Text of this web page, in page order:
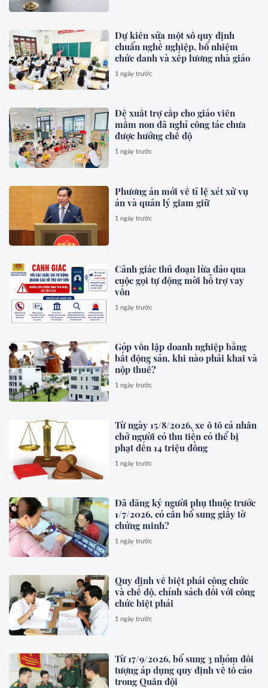
Dự kiến sửa một số quy định
chuẩn nghề nghiệp, bổ nhiệm
chức danh và xếp lương nhà giáo
1 ngày trước
Đề xuất trợ cấp cho giáo viên
mầm non đã nghỉ công tác chưa
được hưởng chế độ
1 ngày trước
Phương án mới về tỉ lệ xét xử vụ
án và quản lý giam giữ
1 ngày trước
Cảnh giác thủ đoạn lừa đảo qua
cuộc gọi tự động mời hỗ trợ vay
vốn
1 ngày trước
Góp vốn lập doanh nghiệp bằng
bất động sản, khi nào phải khai và
nộp thuế?
1 ngày trước
Từ ngày 15/8/2026, xe ô tô cá nhân
chở người có thu tiền có thể bị
phạt đến 14 triệu đồng
1 ngày trước
Đã đăng ký người phụ thuộc trước
1/7/2026, có cần bổ sung giấy tờ
chứng minh?
1 ngày trước
Quy định về biệt phái công chức
và chế độ, chính sách đối với công
chức biệt phái
1 ngày trước
Từ 17/9/2026, bổ sung 3 nhóm đối
tượng áp dụng quy định về tố cáo
trong Quân đội